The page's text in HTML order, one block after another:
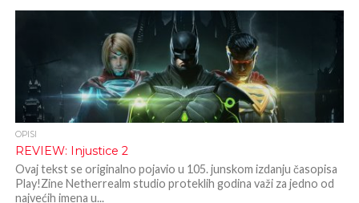
OPISI
REVIEW: Injustice 2
Ovaj tekst se originalno pojavio u 105. junskom izdanju časopisa
Play!Zine Netherrealm studio proteklih godina važi za jedno od
najvećih imena u...